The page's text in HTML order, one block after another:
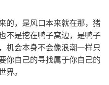
的，是风口本来就在那，猪
不是挖在鸭子窝边，是鸭子
机会本身不会像浪潮一样只
你自己的寻找属于你自己的
界。